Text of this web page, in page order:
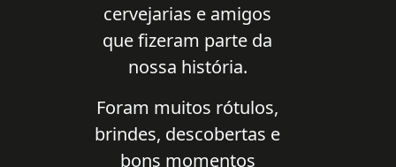
cervejarias e amigos
que fizeram parte da
nossa história.
Foram muitos rótulos,
brindes, descobertas e
bons momentos